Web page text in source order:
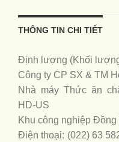
THÔNG TIN CHI TIẾT
Định lượng (Khối
Công ty CP SX & TM
Nhà máy Thức ăn
HD-US
Khu công nghiệp
Điện thoại: (022) 63